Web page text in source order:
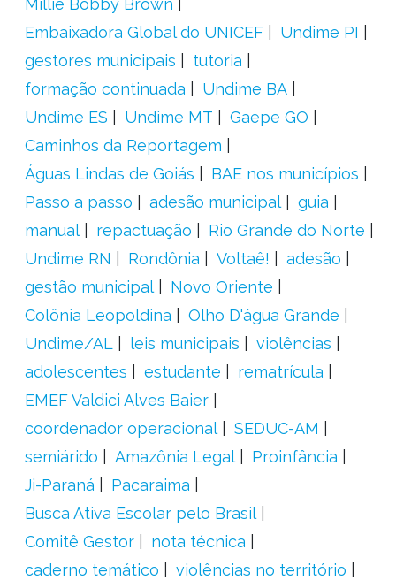
Millie Bobby Brown
Embaixadora Global do UNICEF
Undime PI
gestores municipais
tutoria
formação continuada
Undime BA
Undime ES
Undime MT
Gaepe GO
Caminhos da Reportagem
Águas Lindas de Goiás
BAE nos municípios
Passo a passo
adesão municipal
guia
manual
repactuação
Rio Grande do Norte
Undime RN
Rondônia Voltaê!
adesão
gestão municipal
Novo Oriente
Colônia Leopoldina
Olho D'água Grande
Undime/AL
leis municipais
violências
adolescentes
estudante
rematrícula
EMEF Valdici Alves Baier
coordenador operacional
SEDUC-AM
semiárido
Amazônia Legal
Proinfância
Ji-Paraná
Pacaraima
Busca Ativa Escolar pelo Brasil
Comitê Gestor
nota técnica
caderno temático
violências no território